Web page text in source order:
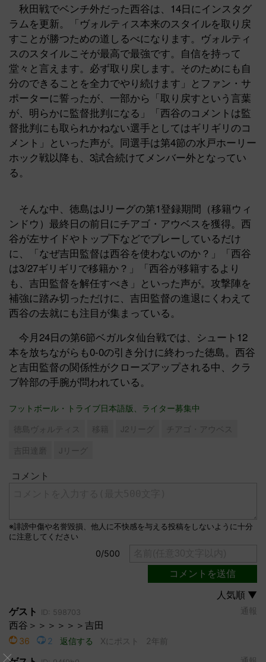
秋田戦でベンチ外だった西谷は、14日にインスタグ
ラムを更新。「ヴォルティス本来のスタイルを取り戻
すことが勝つための道しるべになります。ヴォルティ
スのスタイルこそが最高で最強です。自信を持って
堂々と言えます。必ず取り戻します。そのためにも自
分のできることを全力でやり続けます」とファン・サ
ポーターに誓ったが、一部から「取り戻すという言葉
が、明らかに監督批判になる」「西谷のコメントは監
督批判にも取られかねない選手としてはギリギリのコ
メント」といった声が。同選手は第4節の水戸ホーリー
ホック戦以降も、3試合続けてメンバー外となってい
る。
そんな中、徳島はJリーグの第1登録期間（移籍ウィ
ンドウ）最終日の前日にチアゴ・アウベスを獲得。西
谷が左サイドやトップ下などでプレーしているだけ
に、「なぜ吉田監督は西谷を使わないのか？」「西谷
は3/27ギリギリで移籍か？」「西谷が移籍するより
も、吉田監督を解任すべき」といった声が。攻撃陣を
補強に踏み切っただけに、吉田監督の進退にくわえて
西谷の去就にも注目が集まっている。
今月24日の第6節ベガルタ仙台戦では、シュート12
本を放ちながらも0-0の引き分けに終わった徳島。西谷
と吉田監督の関係性がクローズアップされる中、クラ
ブ幹部の手腕が問われている。
フットボール・トライブ日本語版、ライター募集中
徳島ヴォルティス 移籍 J2リーグ
チアゴ・アウベス
吉田達磨
Jリーグ